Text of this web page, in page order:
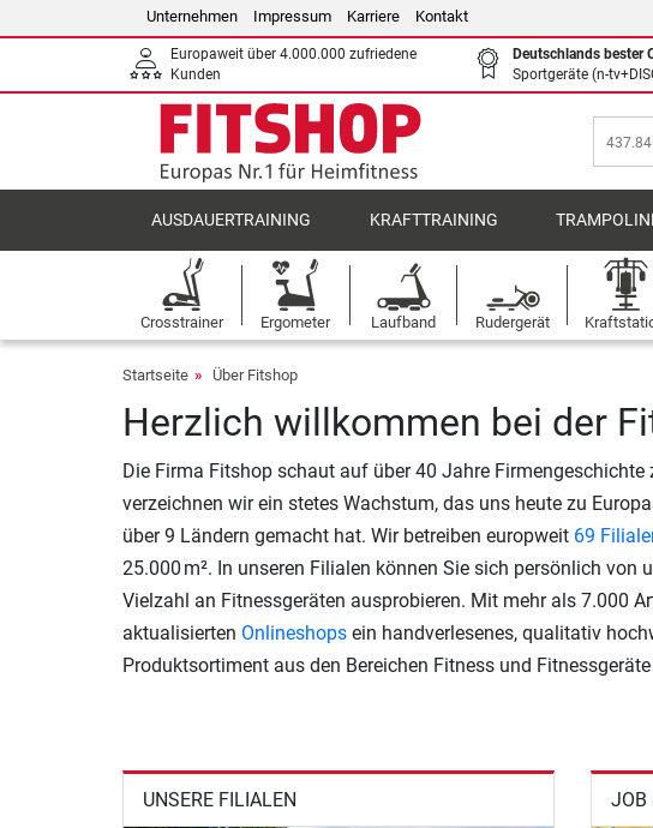
Unternehmen Impressum Karriere Kontakt
Europaweit über 4.000.000 zufriedene
Kunden
Deutschlands bester
Sportgeräte (n-
AUSDAUERTRAINING KRAFTTRAINING
Crosstrainer Ergometer Laufband Rudergerät
Startseite Über Fitshop
Herzlich willkommen bei der
Die Firma Fitshop schaut auf über 40 Jahre
verzeichnen wir ein stetes Wachstum, das uns heute zu
über 9 Ländern gemacht hat. Wir betreiben europweit 69
25.000 m². In unseren Filialen können Sie sich persönlich von
Vielzahl an Fitnessgeräten ausprobieren. Mit mehr als 7.000
aktualisierten Onlineshops ein handverlesenes, qualitativ
Produktsortiment aus den Bereichen Fitness und
UNSERE FILIALEN JOB